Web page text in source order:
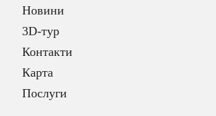
Новини
3D-тур
Контакти
Карта
Послуги